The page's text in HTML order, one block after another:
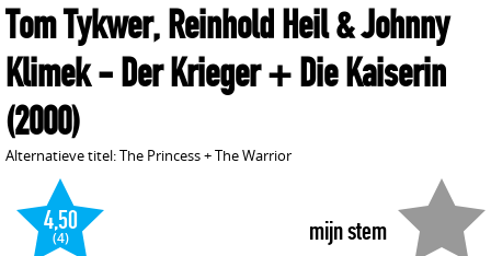
Tom Tykwer, Reinhold Heil & Johnny
Klimek- Der Krieger + Die Kaiserin
(2000)
Alternatieve titel: The Princess + The Warrior
mijn stem
4,50
(4)